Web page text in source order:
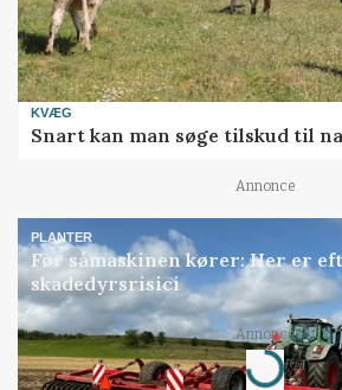
KVÆG
Snart kan man søge tilskud til
Annonce
PLANTER
Før såmaskinen kører: Her er
skadedyrsrisici
Annonce
Loading...